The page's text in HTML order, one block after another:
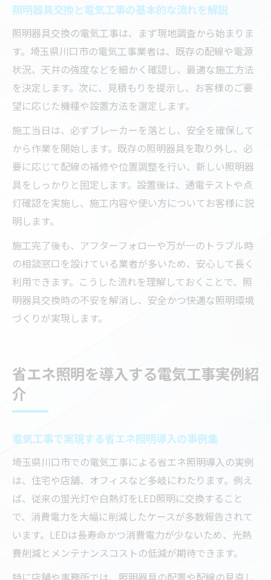
照明器具交換と電気工事の基本的な流れを解説
照明器具交換の電気工事は、まず現地調査から始まりま
す。埼玉県川口市の電気工事業者は、既存の配線や電源
状況、天井の強度などを細かく確認し、最適な施工方法
を決定します。次に、見積もりを提示し、お客様のご要
望に応じた機種や設置方法を選定します。
施工当日は、必ずブレーカーを落とし、安全を確保して
から作業を開始します。既存の照明器具を取り外し、必
要に応じて配線の補修や位置調整を行い、新しい照明器
具をしっかりと固定します。設置後は、通電テストや点
灯確認を実施し、施工内容や使い方についてお客様に説
明します。
施工完了後も、アフターフォローや万が一のトラブル時
の相談窓口を設けている業者が多いため、安心して長く
利用できます。こうした流れを理解しておくことで、照
明器具交換時の不安を解消し、安全かつ快適な照明環境
づくりが実現します。
省エネ照明を導入する電気工事実例紹
介
電気工事で実現する省エネ照明導入の事例集
埼玉県川口市での電気工事による省エネ照明導入の実例
は、住宅や店舗、オフィスなど多岐にわたります。例え
ば、従来の蛍光灯や白熱灯をLED照明に交換すること
で、消費電力を大幅に削減したケースが多数報告されて
います。LEDは長寿命かつ消費電力が少ないため、光熱
費削減とメンテナンスコストの低減が期待できます。
特に店舗や事務所では、照明器具の配置や配線の見直し